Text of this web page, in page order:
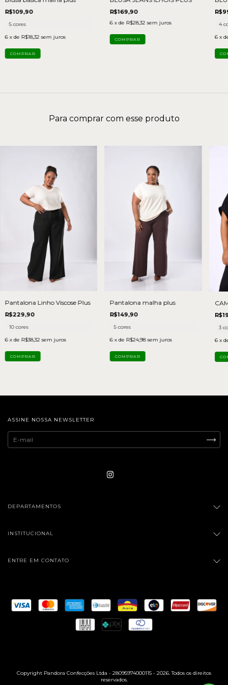
R$109,90
5 cores
6 x de R$18,32 sem juros
COMPRAR
R$169,90
6 x de R$28,32 sem juros
COMPRAR
4
6 x
Para comprar com esse produto
Pantalona Linho Viscose Plus
R$229,90
10 cores
6 x de R$38,32 sem juros
COMPRAR
Pantalona malha plus
R$149,90
5 cores
6 x de R$24,98 sem juros
COMPRAR
3
6 x
ASSINE NOSSA NEWSLETTER
DEPARTAMENTOS
INSTITUCIONAL
ENTRE EM CONTATO
Copyright Pandora Confecções Ltda - 28095974000115 - 2026. Todos os direitos
reservados.